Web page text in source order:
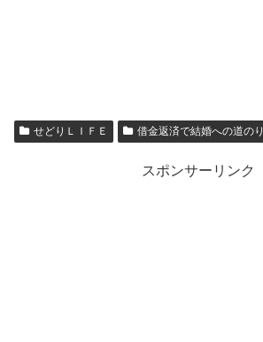
せどりＬＩＦＥ 借金返済で結婚への道のり
スポンサーリンク